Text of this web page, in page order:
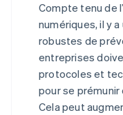
Compte tenu de
numériques, il y
robustes de
entreprises
protocoles et
pour se
Cela peut